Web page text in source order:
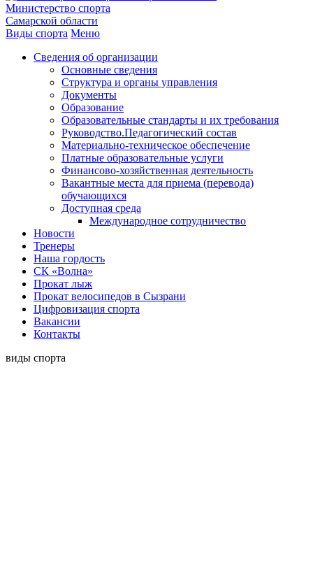
Министерство спорта
Самарской области
Виды спорта Меню
Сведения об организации
Основные сведения
Структура и органы управления
Документы
Образование
Образовательные стандарты и их требования
Руководство.Педагогический состав
Материально-техническое обеспечение
Платные образовательные услуги
Финансово-хозяйственная деятельность
Вакантные места для приема (перевода)
обучающихся
Доступная среда
Международное сотрудничество
Новости
Тренеры
Наша гордость
СК «Волна»
Прокат лыж
Прокат велосипедов в Сызрани
Цифровизация спорта
Вакансии
Контакты
виды спорта